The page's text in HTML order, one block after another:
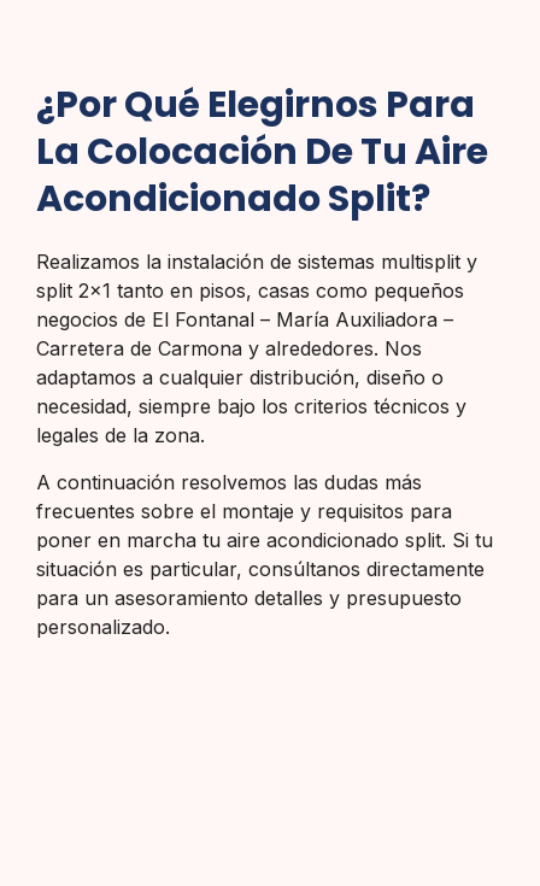
¿Por Qué Elegirnos Para
La Colocación De Tu Aire
Acondicionado Split?
Realizamos la instalación de sistemas multisplit y
split 2×1 tanto en pisos, casas como pequeños
negocios de El Fontanal – María Auxiliadora –
Carretera de Carmona y alrededores. Nos
adaptamos a cualquier distribución, diseño o
necesidad, siempre bajo los criterios técnicos y
legales de la zona.
A continuación resolvemos las dudas más
frecuentes sobre el montaje y requisitos para
poner en marcha tu aire acondicionado split. Si tu
situación es particular, consúltanos directamente
para un asesoramiento detalles y presupuesto
personalizado.